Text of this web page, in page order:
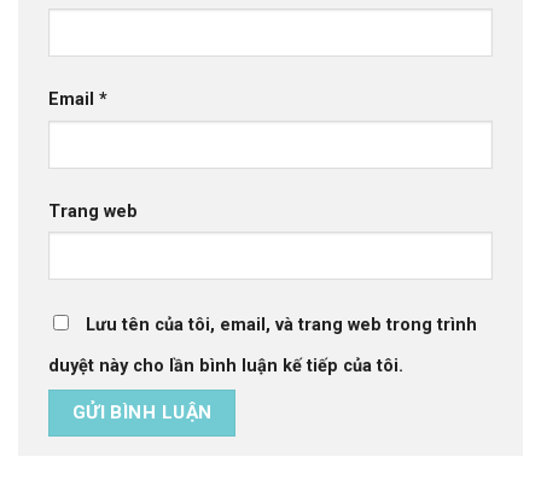
Email *
Trang web
Lưu tên của tôi, email, và trang web trong trình
duyệt này cho lần bình luận kế tiếp của tôi.